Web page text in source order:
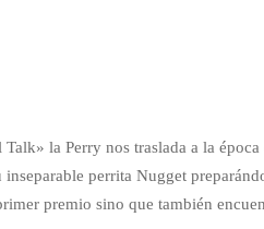
Talk» la Perry nos traslada a la
inseparable perrita Nugget
premio sino que también